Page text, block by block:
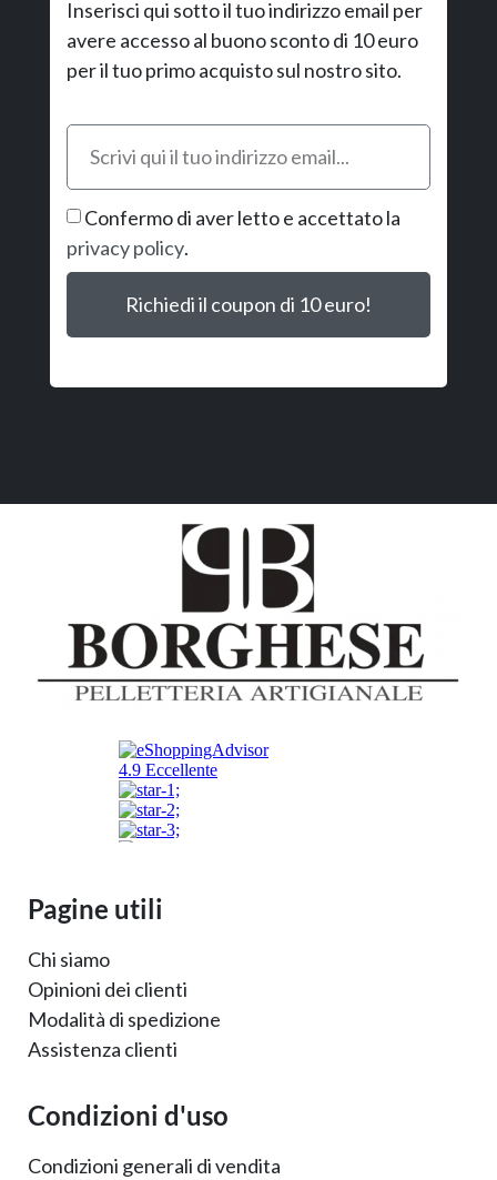
Inserisci qui sotto il tuo indirizzo email per
avere accesso al buono sconto di 10 euro
per il tuo primo acquisto sul nostro sito.
Confermo di aver letto e accettato la
privacy policy.
Richiedi il coupon di 10 euro!
Pagine utili
Chi siamo
Opinioni dei clienti
Modalità di spedizione
Assistenza clienti
Condizioni d'uso
Condizioni generali di vendita